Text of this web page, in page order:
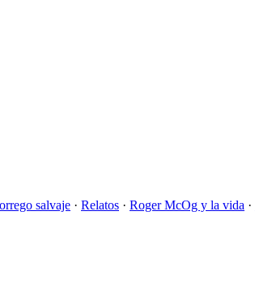
salvaje · Relatos · Roger McOg y la vida ·